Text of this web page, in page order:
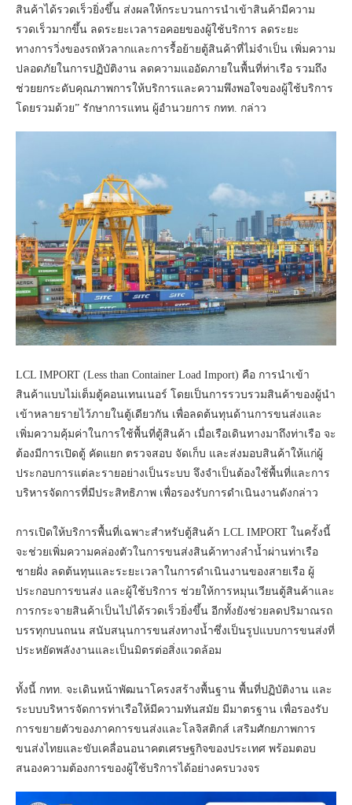
สินค้าได้รวดเร็วยิ่งขึ้น ส่งผลให้กระบวนการนำเข้าสินค้ามีความ
รวดเร็วมากขึ้น ลดระยะเวลารอคอยของผู้ใช้บริการ ลดระยะ
ทางการวิ่งของรถหัวลากและการรื้อย้ายตู้สินค้าที่ไม่จำเป็น เพิ่มความ
ปลอดภัยในการปฏิบัติงาน ลดความแออัดภายในพื้นที่ท่าเรือ รวมถึง
ช่วยยกระดับคุณภาพการให้บริการและความพึงพอใจของผู้ใช้บริการ
โดยรวมด้วย” รักษาการแทน ผู้อำนวยการ กทท. กล่าว
LCL IMPORT (Less than Container Load Import) คือ การนำเข้า
สินค้าแบบไม่เต็มตู้คอนเทนเนอร์ โดยเป็นการรวบรวมสินค้าของผู้นำ
เข้าหลายรายไว้ภายในตู้เดียวกัน เพื่อลดต้นทุนด้านการขนส่งและ
เพิ่มความคุ้มค่าในการใช้พื้นที่ตู้สินค้า เมื่อเรือเดินทางมาถึงท่าเรือ จะ
ต้องมีการเปิดตู้ คัดแยก ตรวจสอบ จัดเก็บ และส่งมอบสินค้าให้แก่ผู้
ประกอบการแต่ละรายอย่างเป็นระบบ จึงจำเป็นต้องใช้พื้นที่และการ
บริหารจัดการที่มีประสิทธิภาพ เพื่อรองรับการดำเนินงานดังกล่าว
การเปิดให้บริการพื้นที่เฉพาะสำหรับตู้สินค้า LCL IMPORT ในครั้งนี้
จะช่วยเพิ่มความคล่องตัวในการขนส่งสินค้าทางลำน้ำผ่านท่าเรือ
ชายฝั่ง ลดต้นทุนและระยะเวลาในการดำเนินงานของสายเรือ ผู้
ประกอบการขนส่ง และผู้ใช้บริการ ช่วยให้การหมุนเวียนตู้สินค้าและ
การกระจายสินค้าเป็นไปได้รวดเร็วยิ่งขึ้น อีกทั้งยังช่วยลดปริมาณรถ
บรรทุกบนถนน สนับสนุนการขนส่งทางน้ำซึ่งเป็นรูปแบบการขนส่งที่
ประหยัดพลังงานและเป็นมิตรต่อสิ่งแวดล้อม
ทั้งนี้ กทท. จะเดินหน้าพัฒนาโครงสร้างพื้นฐาน พื้นที่ปฏิบัติงาน และ
ระบบบริหารจัดการท่าเรือให้มีความทันสมัย มีมาตรฐาน เพื่อรองรับ
การขยายตัวของภาคการขนส่งและโลจิสติกส์ เสริมศักยภาพการ
ขนส่งไทยและขับเคลื่อนอนาคตเศรษฐกิจของประเทศ พร้อมตอบ
สนองความต้องการของผู้ใช้บริการได้อย่างครบวงจร